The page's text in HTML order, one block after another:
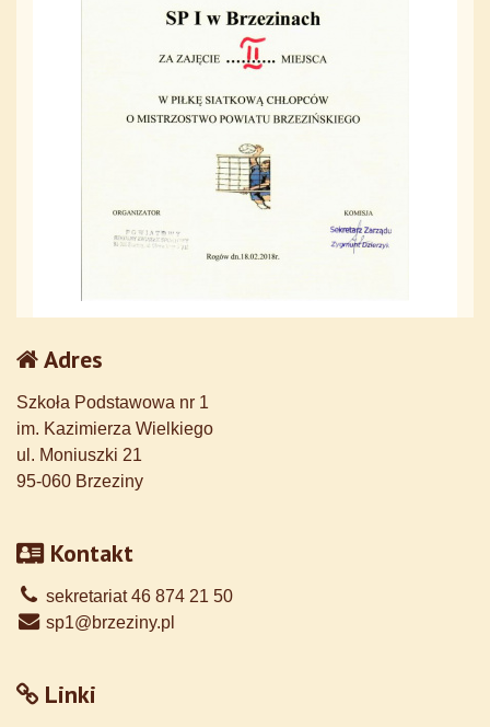
Adres
Szkoła Podstawowa nr 1
im. Kazimierza Wielkiego
ul. Moniuszki 21
95-060 Brzeziny
Kontakt
sekretariat 46 874 21 50
sp1@brzeziny.pl
Linki